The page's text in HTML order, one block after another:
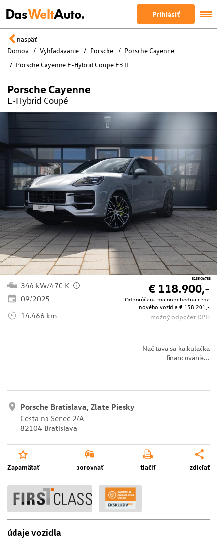
DasWeltAuto. Prihlásiť
naspäť
Domov
Vyhľadávanie Porsche
Porsche Cayenne
Porsche Cayenne E-Hybrid Coupé E3 II
8135/06783
Porsche Cayenne
E-Hybrid Coupé
346 kW/470 K i
09/2025
14.466 km
Načítava sa kalkulačka
financovania...
€ 118.900,-
Odporúčaná maloobchodná cena
nového vozidla € 158.201,-
možný odpočet DPH
Porsche Bratislava, Zlate Piesky
Cesta na Senec 2/A
82104 Bratislava
Zapamätať porovnať tlačiť zdieľať
údaje vozidla